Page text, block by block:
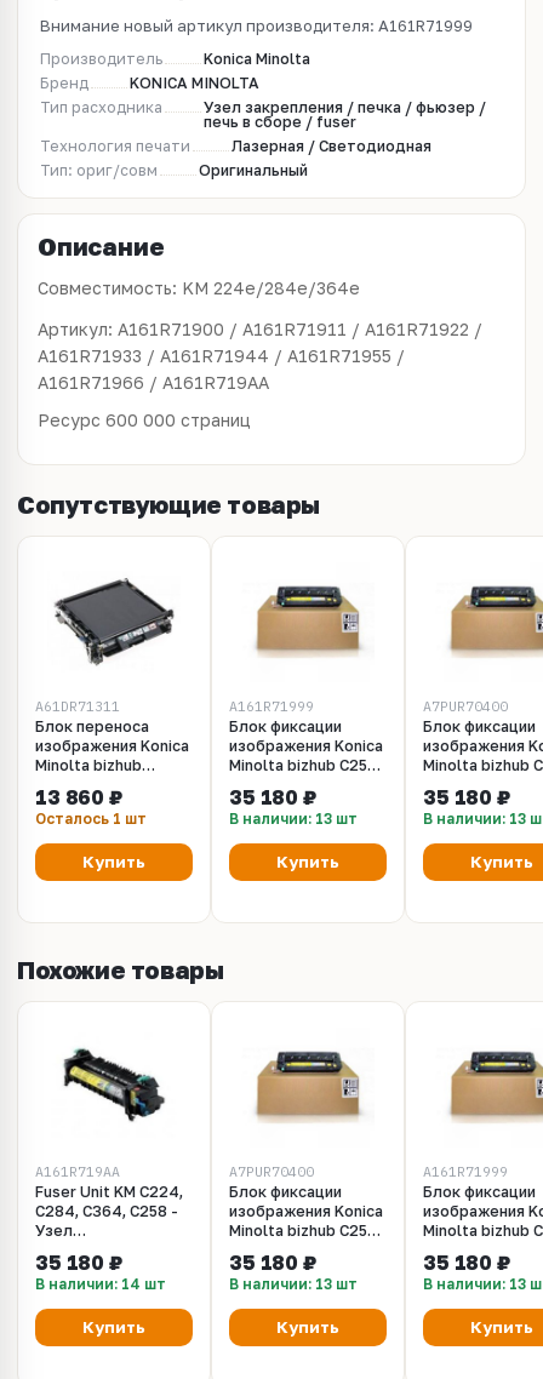
Внимание новый артикул производителя: A161R71999
Производитель
Konica Minolta
Бренд
KONICA MINOLTA
Тип расходника
Узел закрепления / печка / фьюзер /
печь в сборе / fuser
Технология печати
Лазерная / Светодиодная
Тип: ориг/совм
Оригинальный
Описание
Совместимость: KM 224e/284e/364e
Артикул: A161R71900 / A161R71911 / A161R71922 /
A161R71933 / A161R71944 / A161R71955 /
A161R71966 / A161R719AA
Ресурс 600 000 страниц
Сопутствующие товары
A61DR71311
Блок переноса
изображения Konica
Minolta bizhub
(A61DR71311)
13 860 ₽
Осталось 1 шт
Купить
A161R71999
Блок фиксации
изображения Konica
Minolta bizhub C258,
(A161R71999)
35 180 ₽
В наличии: 13 шт
Купить
A7PUR70400
Блок фиксации
изображения
Minolta bizhub
(A7PUR70400)
35 180 ₽
В наличии: 13
Купить
Похожие товары
A161R719AA
Fuser Unit KM C224,
C284, C364, C258 -
Узел
Konica Minolta для
KM bizhub C224,
C284, C364. Ресурс
600 000 стр.
35 180 ₽
В наличии: 14 шт
Купить
A7PUR70400
Блок фиксации
изображения Konica
Minolta bizhub C258,
(A7PUR70400)
35 180 ₽
В наличии: 13 шт
Купить
A161R71999
Блок фиксации
изображения
Minolta bizhub
(A161R71999)
35 180 ₽
В наличии: 13
Купить